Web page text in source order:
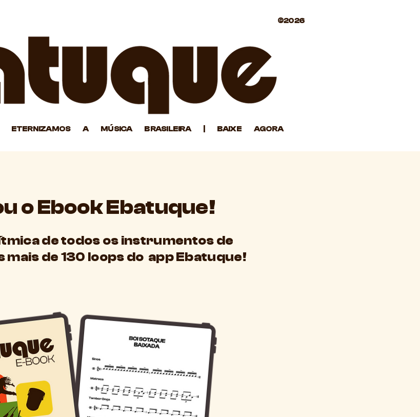
©2026
A MÚSICA BRASILEIRA | BAIXE AGORA
o Ebook Ebatuque!
de todos os instrumentos de
mais de 130 loops do app Ebatuque!